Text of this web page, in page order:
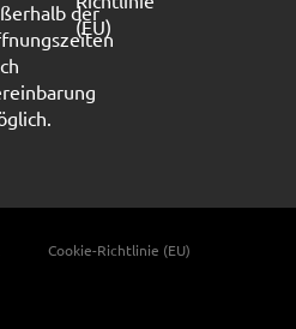
der
(EU)
Cookie-Richtlinie (EU)